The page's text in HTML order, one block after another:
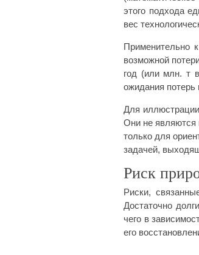
этого подхода
вес
Применительно
возможной
год (или млн. т
ожидания
Для
Они не являются
только для
задачей,
Риск
Риски,
Достаточно
чего в
его